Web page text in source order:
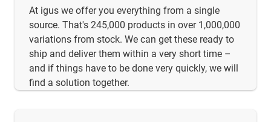
At igus we offer you everything from a single
source. That's 245,000 products in over 1,000,000
variations from stock. We can get these ready to
ship and deliver them within a very short time –
and if things have to be done very quickly, we will
find a solution together.